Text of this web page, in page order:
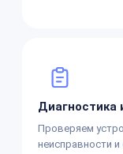
Диагностика
Проверяем
неисправности